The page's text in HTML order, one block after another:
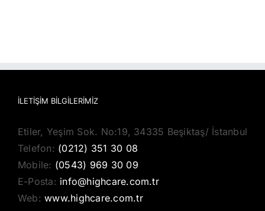
İLETIŞIM BILGILERIMIZ
Etiler, Yeşim Sok. No:19, 34335 Beşiktaş/ İstanbul
Telefon: (0212) 351 30 08
Mobile: (0543) 969 30 09
E-Posta: info@highcare.com.tr
Web:www.highcare.com.tr